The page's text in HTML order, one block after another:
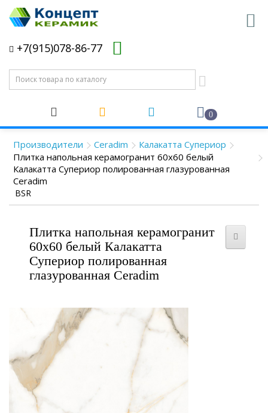
+7(915)078-86-77
0
Производители Ceradim
Калакатта Супериор
Плитка напольная керамогранит 60x60 белый
Калакатта Супериор полированная глазурованная
Ceradim
BSR
Плитка напольная керамогранит
60x60 белый Калакатта
Супериор полированная
глазурованная Ceradim